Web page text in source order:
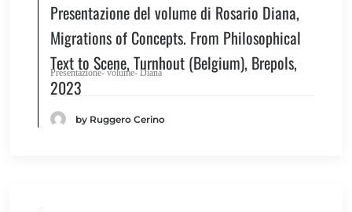
Presentazione del volume di Rosario Diana,
Migrations of Concepts. From Philosophical
Text to Scene, Turnhout (Belgium), Brepols,
2023
Presentazione- volume- Diana
by Ruggero Cerino